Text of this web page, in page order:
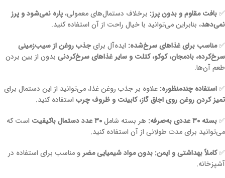
✅بافت مقاوم و بدون پرز: برخلاف دستمال‌های معمولی، پاره نمی‌شود و پرز
نمی‌دهد، بنابراین می‌توانید با خیال راحت از آن استفاده کنید.
✅مناسب برای غذاهای سرخ‌شده: ایده‌آل برایجذب روغن از سیب‌زمینی
سرخ‌کرده، بادمجان، کوکو، کتلت و سایر غذاهای سرخ‌کردنی بدون از بین بردن
طعم آن‌ها.
✅استفاده چندمنظوره: علاوه بر جذب روغن غذا، می‌توانید از این دستمال برای
تمیز کردن روغن روی اجاق گاز، کابینت و ظروف چرب استفاده کنید.
✅بسته ۳۰ عددی به‌صرفه: هر بسته شامل۳۰ عدد دستمال باکیفیت
است که
می‌توانید برای مدت طولانی از آن استفاده کنید.
✅کاملاً بهداشتی و ایمن: بدون مواد شیمیایی مضر و مناسب برای استفاده در
آشپزخانه.